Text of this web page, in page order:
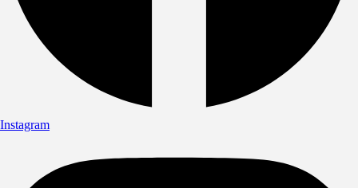
Instagram